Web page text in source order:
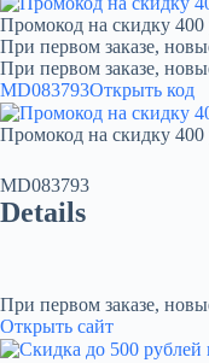
Промокод на скидку 400
При первом заказе,
При первом заказе,
MD083793Открыть код
Промокод на скидку 400
MD083793
Details
При первом заказе,
Открыть сайт